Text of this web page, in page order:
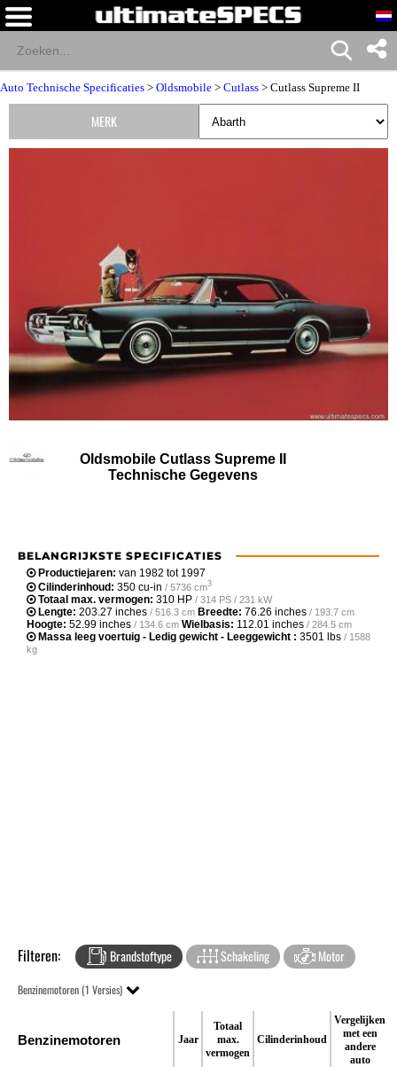
Auto Technische Specificaties > Oldsmobile > Cutlass > Cutlass Supreme II
Oldsmobile Cutlass Supreme II
Technische Gegevens
BELANGRIJKSTE SPECIFICATIES
Productiejaren: van 1982 tot 1997
Cilinderinhoud: 350 cu-in / 5736 cm3
Totaal max. vermogen: 310 HP / 314 PS / 231 kW
Lengte: 203.27 inches / 516.3 cm Breedte: 76.26 inches / 193.7 cm
Hoogte: 52.99 inches / 134.6 cm Wielbasis: 112.01 inches / 284.5 cm
Massa leeg voertuig - Ledig gewicht - Leeggewicht : 3501 lbs / 1588
kg
Filteren: Brandstoftype Schakeling Motor
Benzinemotoren (1 Versies)
Benzinemotoren Jaar
Totaal
max.
vermogen
Cilinderinhoud
Vergelijken
met een
andere
auto
MERK